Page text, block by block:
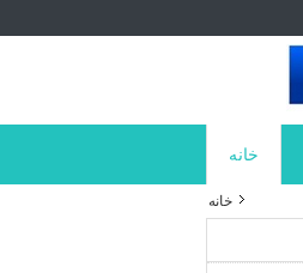
خانه
خانه